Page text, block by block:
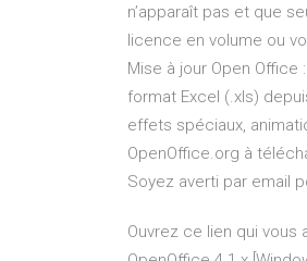
n’apparaît pas et que
licence en volume ou
Mise à jour Open
format Excel (.xls)
effets spéciaux,
OpenOffice.org à
Soyez averti par email
Ouvrez ce lien qui vous